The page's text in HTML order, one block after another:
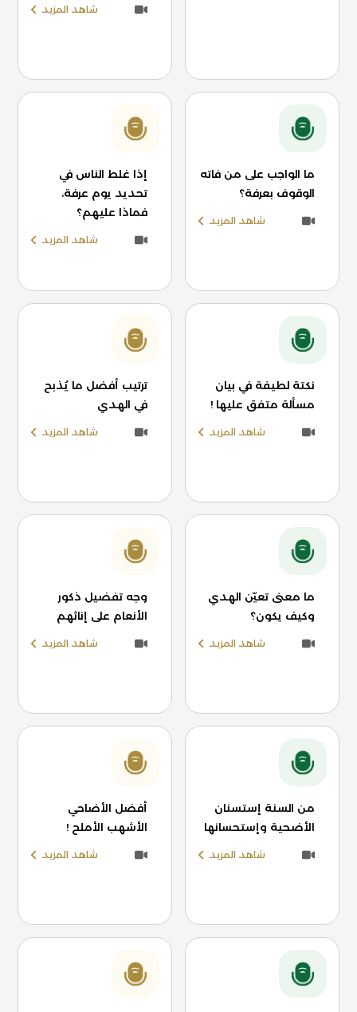
شاهد المزيد
ما الواجب على من فاته
الوقوف بعرفة؟
شاهد المزيد
إذا غلط الناس في
تحديد يوم عرفة،
فماذا عليهم؟
شاهد المزيد
نكتة لطيفة في بيان
مسألة متفق عليها !
شاهد المزيد
ترتيب أفضل ما يُذبح
في الهدي
شاهد المزيد
ما معنى تعيّن الهدي
وكيف يكون؟
شاهد المزيد
وجه تفضيل ذكور
الأنعام على إناثهم
شاهد المزيد
من السنة إستسنان
الأضحية وإستحسانها
شاهد المزيد
أفضل الأضاحي
الأشهب الأملح !
شاهد المزيد